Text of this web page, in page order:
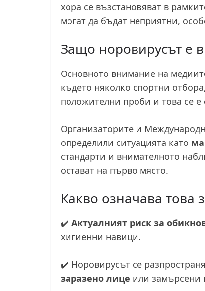
хора се възстановяват в
могат да бъдат неприятни,
Защо норовирусът е
Основното внимание на
където няколко спортни
положителни проби и това се
Организаторите и
определили ситуацията като
стандарти и внимателното
остават на първо място.
Какво означава това
✔️ Актуалният риск за
хигиенни навици.
✔️ Норовирусът се
заразено лице или замърсени